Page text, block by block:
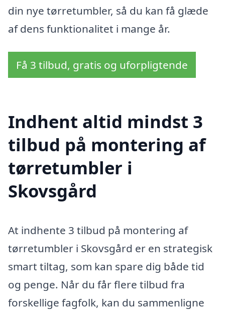
din nye tørretumbler, så du kan få glæde
af dens funktionalitet i mange år.
Få 3 tilbud, gratis og uforpligtende
Indhent altid mindst 3
tilbud på montering af
tørretumbler i
Skovsgård
At indhente 3 tilbud på montering af
tørretumbler i Skovsgård er en strategisk
smart tiltag, som kan spare dig både tid
og penge. Når du får flere tilbud fra
forskellige fagfolk, kan du sammenligne